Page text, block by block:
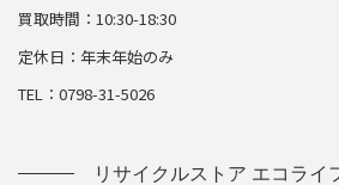
買取時間：10:30-18:30
定休日：年末年始のみ
TEL：0798-31-5026
リサイクルストア エコライ